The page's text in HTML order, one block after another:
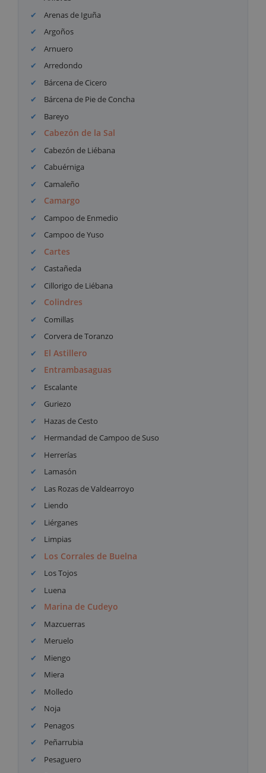
Arenas de Iguña
Argoños
Arnuero
Arredondo
Bárcena de Cicero
Bárcena de Pie de Concha
Bareyo
Cabezón de la Sal
Cabezón de Liébana
Cabuérniga
Camaleño
Camargo
Campoo de Enmedio
Campoo de Yuso
Cartes
Castañeda
Cillorigo de Liébana
Colindres
Comillas
Corvera de Toranzo
El Astillero
Entrambasaguas
Escalante
Guriezo
Hazas de Cesto
Hermandad de Campoo de Suso
Herrerías
Lamasón
Las Rozas de Valdearroyo
Liendo
Liérganes
Limpias
Los Corrales de Buelna
Los Tojos
Luena
Marina de Cudeyo
Mazcuerras
Meruelo
Miengo
Miera
Molledo
Noja
Penagos
Peñarrubia
Pesaguero